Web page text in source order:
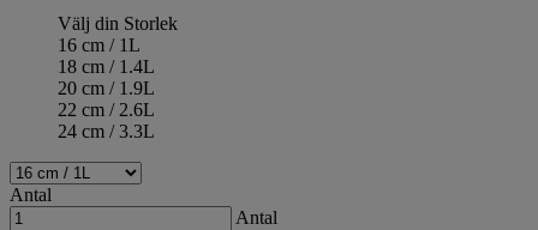
Välj din Storlek
16 cm / 1L
18 cm / 1.4L
20 cm / 1.9L
22 cm / 2.6L
24 cm / 3.3L
Antal
Antal